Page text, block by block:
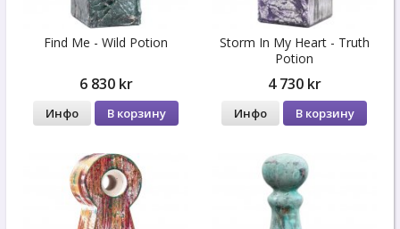
Find Me - Wild Potion
6 830 kr
Инфо В корзину
Storm In My Heart - Truth
Potion
4 730 kr
Инфо В корзину